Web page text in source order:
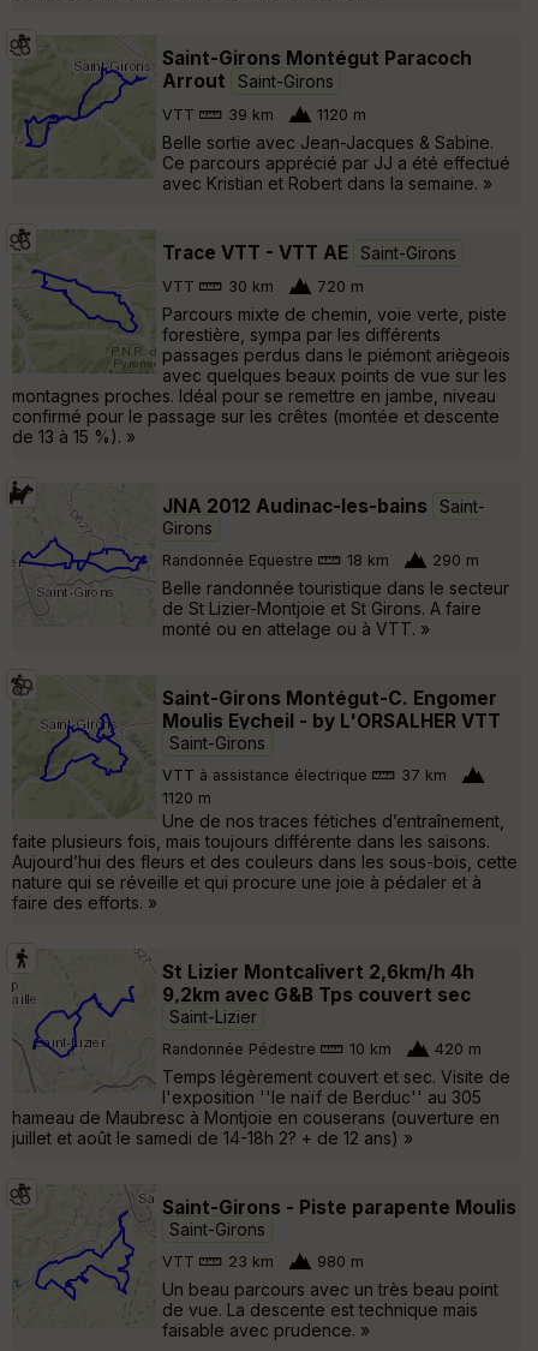
Saint-Girons Montégut Paracoch
Arrout
Saint-Girons
VTT 39 km 1120 m
Belle sortie avec Jean-Jacques & Sabine.
Ce parcours apprécié par JJ a été effectué
avec Kristian et Robert dans la semaine. »
Trace VTT - VTT AE Saint-Girons
VTT 30 km 720 m
Parcours mixte de chemin, voie verte, piste
forestière, sympa par les différents
passages perdus dans le piémont ariègeois
avec quelques beaux points de vue sur les
montagnes proches. Idéal pour se remettre en jambe, niveau
confirmé pour le passage sur les crêtes (montée et descente
de 13 à 15 %). »
JNA 2012 Audinac-les-bains
Saint-
Girons
Randonnée Equestre 18 km 290 m
Belle randonnée touristique dans le secteur
de St Lizier-Montjoie et St Girons. A faire
monté ou en attelage ou à VTT. »
Saint-Girons Montégut-C. Engomer
Moulis Eycheil - by L'ORSALHER VTT
Saint-Girons
VTT à assistance électrique
37 km
1120 m
Une de nos traces fétiches d’entraînement,
faite plusieurs fois, mais toujours différente dans les saisons.
Aujourd’hui des fleurs et des couleurs dans les sous-bois, cette
nature qui se réveille et qui procure une joie à pédaler et à
faire des efforts. »
St Lizier Montcalivert 2,6km/h 4h
9,2km avec G&B Tps couvert sec
Saint-Lizier
Randonnée Pédestre 10 km 420 m
Temps légèrement couvert et sec. Visite de
l'exposition ''le naïf de Berduc'' au 305
hameau de Maubresc à Montjoie en couserans (ouverture en
juillet et août le samedi de 14-18h 2? + de 12 ans) »
Saint-Girons - Piste parapente Moulis
Saint-Girons
VTT 23 km 980 m
Un beau parcours avec un très beau point
de vue. La descente est technique mais
faisable avec prudence. »